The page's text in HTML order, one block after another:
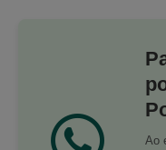
Ao